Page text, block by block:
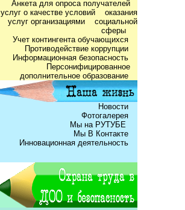
Анкета для опроса получателей
услуг о качестве условий оказания
услуг организациями социальной
сферы
Учет контингента обучающихся
Противодействие коррупции
Информационная безопасность
Персонифицированное
дополнительное образование
Новости
Фотогалерея
Мы на РУТУБЕ
Мы В Контакте
Инновационная деятельность